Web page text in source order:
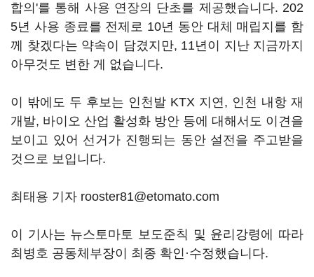
합의'를 통해 사용 연장의 단초를 제공했습니다. 202
5년 사용 종료를 전제로 10년 동안 대체 매립지를 함
께 찾겠다는 약속이 담겼지만, 11년이 지난 지금까지
아무것도 변한 게 없습니다.
이 밖에도 두 후보는 인천발 KTX 지연, 인천 내항 재
개발, 바이오 산업 활성화 방안 등에 대해서도 이견을
보이고 있어 선거가 진행되는 동안 설전을 주고받을
것으로 보입니다.
최태용 기자 rooster81@etomato.com
이 기사는 뉴스토마토 보도준칙 및 윤리강령에 따라
최병호 공동체부장이 최종 확인·수정했습니다.